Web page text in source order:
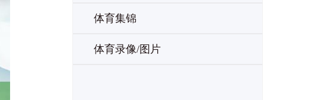
体育集锦
体育录像/图片